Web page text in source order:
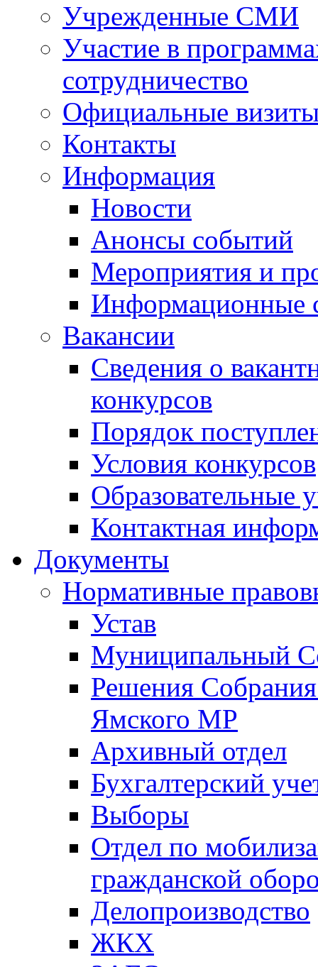
Учрежденные СМИ
Участие в
сотрудничество
Официальные
Контакты
Информация
Новости
Анонсы событий
Мероприятия и
Информационные
Вакансии
Сведения о
конкурсов
Порядок
Условия конкурсов
Образовательные
Контактная
Документы
Нормативные
Устав
Муниципальный
Решения
Ямского МР
Архивный отдел
Бухгалтерский
Выборы
Отдел по
гражданской
Делопроизводство
ЖКХ